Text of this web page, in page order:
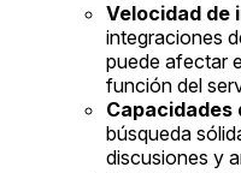
Velocidad de
integraciones
puede afectar
función del
Capacidades
búsqueda
discusiones y